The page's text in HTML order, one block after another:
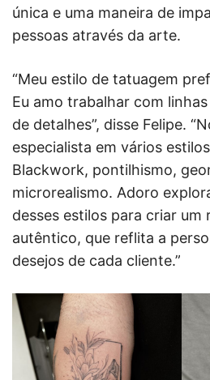
única e uma maneira de
pessoas através da arte.
“Meu estilo de tatuagem
Eu amo trabalhar com
de detalhes”, disse Felipe.
especialista em vários
Blackwork, pontilhismo,
microrealismo. Adoro
desses estilos para criar um
autêntico, que reflita a
desejos de cada cliente.”